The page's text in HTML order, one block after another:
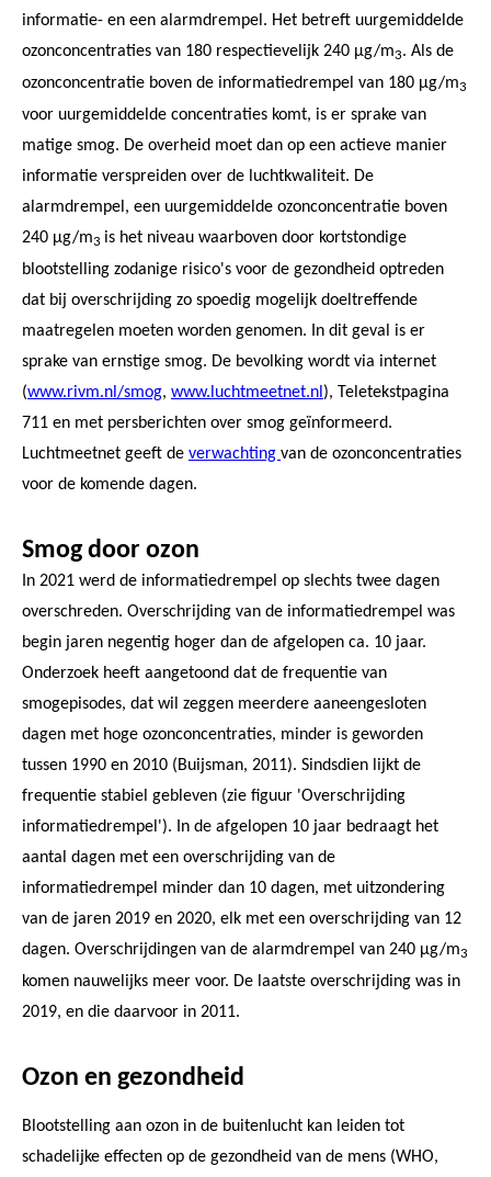
informatie- en een alarmdrempel. Het betreft uurgemiddelde
ozonconcentraties van 180 respectievelijk 240 µg/m3. Als de
ozonconcentratie boven de informatiedrempel van 180 μg/m3
voor uurgemiddelde concentraties komt, is er sprake van
matige smog. De overheid moet dan op een actieve manier
informatie verspreiden over de luchtkwaliteit. De
alarmdrempel, een uurgemiddelde ozonconcentratie boven
240 μg/m3 is het niveau waarboven door kortstondige
blootstelling zodanige risico's voor de gezondheid optreden
dat bij overschrijding zo spoedig mogelijk doeltreffende
maatregelen moeten worden genomen. In dit geval is er
sprake van ernstige smog. De bevolking wordt via internet
(www.rivm.nl/smog, www.luchtmeetnet.nl ), Teletekstpagina
711 en met persberichten over smog geïnformeerd.
Luchtmeetnet geeft de verwachting van de ozonconcentraties
voor de komende dagen.
Smog door ozon
In 2021 werd de informatiedrempel op slechts twee dagen
overschreden. Overschrijding van de informatiedrempel was
begin jaren negentig hoger dan de afgelopen ca. 10 jaar.
Onderzoek heeft aangetoond dat de frequentie van
smogepisodes, dat wil zeggen meerdere aaneengesloten
dagen met hoge ozonconcentraties, minder is geworden
tussen 1990 en 2010 (Buijsman, 2011). Sindsdien lijkt de
frequentie stabiel gebleven (zie figuur 'Overschrijding
informatiedrempel'). In de afgelopen 10 jaar bedraagt het
aantal dagen met een overschrijding van de
informatiedrempel minder dan 10 dagen, met uitzondering
van de jaren 2019 en 2020, elk met een overschrijding van 12
dagen. Overschrijdingen van de alarmdrempel van 240 μg/m3
komen nauwelijks meer voor. De laatste overschrijding was in
2019, en die daarvoor in 2011.
Ozon en gezondheid
Blootstelling aan ozon in de buitenlucht kan leiden tot
schadelijke effecten op de gezondheid van de mens (WHO,